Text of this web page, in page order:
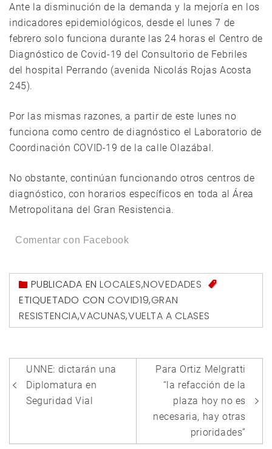
Ante la disminución de la demanda y la mejoría en los
indicadores epidemiológicos, desde el lunes 7 de
febrero solo funciona durante las 24 horas el Centro de
Diagnóstico de Covid-19 del Consultorio de Febriles
del hospital Perrando (avenida Nicolás Rojas Acosta
245).
Por las mismas razones, a partir de este lunes no
funciona como centro de diagnóstico el Laboratorio de
Coordinación COVID-19 de la calle Olazábal.
No obstante, continúan funcionando otros centros de
diagnóstico, con horarios específicos en toda al Área
Metropolitana del Gran Resistencia.
Comentar con Facebook
PUBLICADA ENLOCALES,NOVEDADES
ETIQUETADO CON COVID19,GRAN
RESISTENCIA,VACUNAS,VUELTA A CLASES
Navegación
de
entradas
UNNE: dictarán una
Diplomatura en
Seguridad Vial
Para Ortiz Melgratti
“la refacción de la
plaza hoy no es
necesaria, hay otras
prioridades”